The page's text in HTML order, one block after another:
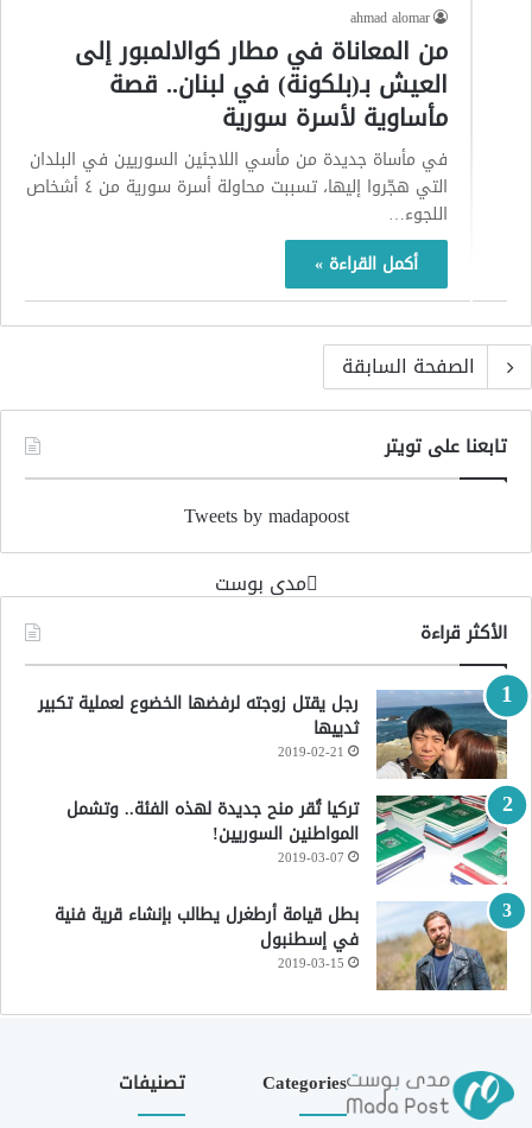
ahmad alomar
من المعاناة في مطار كوالالمبور إلى
العيش بـ(بلكونة) في لبنان.. قصة
مأساوية لأسرة سورية
في مأساة جديدة من مأسي اللاجئين السوريين في البلدان
التي هجّروا إليها، تسببت محاولة أسرة سورية من ٤ أشخاص
اللجوء…
أكمل القراءة »
الصفحة السابقة
تابعنا على تويتر
Tweets by madapoost
‏مدى بوست‏
الأكثر قراءة
رجل يقتل زوجته لرفضها الخضوع لعملية تكبير
ثدييها
2019-02-21
تركيا تُقر منح جديدة لهذه الفئة.. وتشمل
المواطنين السوريين!
2019-03-07
بطل قيامة أرطغرل يطالب بإنشاء قرية فنية
في إسطنبول
2019-03-15
Categories تصنيفات